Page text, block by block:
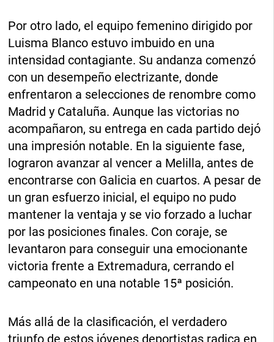
Por otro lado, el equipo femenino dirigido por
Luisma Blanco estuvo imbuido en una
intensidad contagiante. Su andanza comenzó
con un desempeño electrizante, donde
enfrentaron a selecciones de renombre como
Madrid y Cataluña. Aunque las victorias no
acompañaron, su entrega en cada partido dejó
una impresión notable. En la siguiente fase,
lograron avanzar al vencer a Melilla, antes de
encontrarse con Galicia en cuartos. A pesar de
un gran esfuerzo inicial, el equipo no pudo
mantener la ventaja y se vio forzado a luchar
por las posiciones finales. Con coraje, se
levantaron para conseguir una emocionante
victoria frente a Extremadura, cerrando el
campeonato en una notable 15ª posición.
Más allá de la clasificación, el verdadero